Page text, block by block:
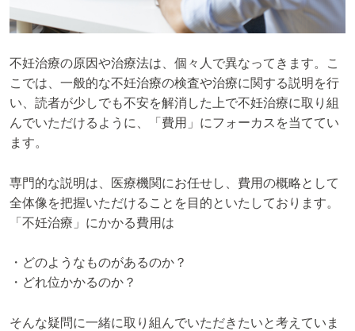
不妊治療の原因や治療法は、個々人で異なってきます。こ
こでは、一般的な不妊治療の検査や治療に関する説明を行
い、読者が少しでも不安を解消した上で不妊治療に取り組
んでいただけるように、「費用」にフォーカスを当ててい
ます。
専門的な説明は、医療機関にお任せし、費用の概略として
全体像を把握いただけることを目的といたしております。
「不妊治療」にかかる費用は
・どのようなものがあるのか？
・どれ位かかるのか？
そんな疑問に一緒に取り組んでいただきたいと考えていま